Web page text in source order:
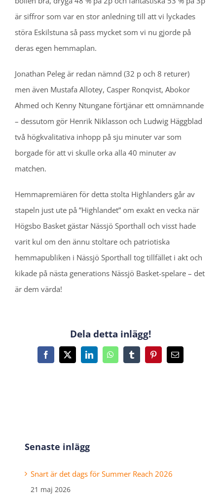
är siffror som var en stor anledning till att vi lyckades
störa Eskilstuna så pass mycket som vi nu gjorde på
deras egen hemmaplan.
Jonathan Peleg är redan nämnd (32 p och 8 returer)
men även Mustafa Allotey, Casper Ronqvist, Abokor
Ahmed och Kenny Ntungane förtjänar ett omnämnande
– dessutom gör Henrik Niklasson och Ludwig Häggblad
två högkvalitativa inhopp på sju minuter var som
borgade för att vi skulle orka alla 40 minuter av
matchen.
Hemmapremiären för detta stolta Highlanders går av
stapeln just ute på ”Highlandet” om exakt en vecka när
Högsbo Basket gästar Nässjö Sporthall och visst hade
varit kul om den ännu stoltare och patriotiska
hemmapubliken i Nässjö Sporthall tog tillfället i akt och
kikade på nästa generations Nässjö Basket-spelare – det
är dem värda!
Dela detta inlägg!
Facebook
X LinkedInWhatsAppTumblrPinterest
E-
Senaste inlägg
Snart är det dags för Summer Reach 2026
21 maj 2026